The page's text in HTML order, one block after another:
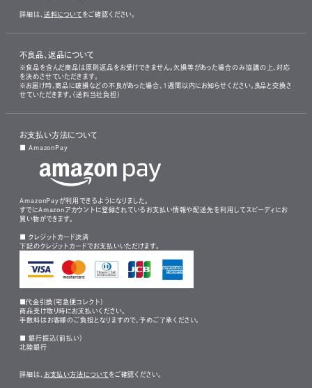
詳細は、 送料について をご確認ください。
不良品、返品について
※食品を含んだ商品は原則返品をお受けできません。欠損等があった場合のみ協議の上、対応
を決めさせていただきます。
※お届け時、商品に破損などの不良があった場合、1週間以内にお知らせください。良品と交換さ
せていただきます。（送料当社負担）
お支払い方法について
■ AmazonPay
AmazonPayが利用できるようになりました。
すでにAmazonアカウントに登録されているお支払い情報や配送先を利用してスピーディにお
買い物ができます。
■ クレジットカード決済
下記のクレジットカードでお支払いいただけます。
■代金引換（宅急便コレクト）
商品受け取り時にお支払いください。
手数料はお客様のご負担となりますので、予めご了承ください。
■ 銀行振込（前払い）
北陸銀行
詳細は、 お支払い方法について をご確認ください。